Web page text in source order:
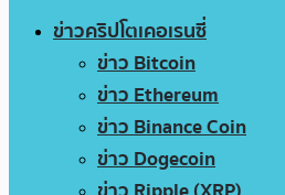
ข่าวคริปโตเคอเรนซี่
ข่าว Bitcoin
ข่าว Ethereum
ข่าว Binance Coin
ข่าว Dogecoin